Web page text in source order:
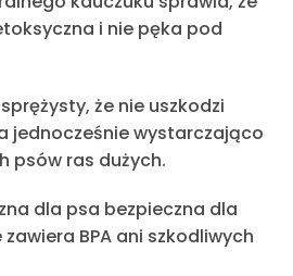
i nie pęka pod
sprężysty, że nie uszkodzi
jednocześniewystarczająco
psów ras dużych.
dla psa bezpieczna dla
zawiera BPA ani szkodliwych